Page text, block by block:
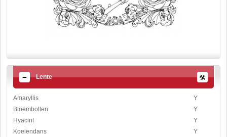
Lente
Amaryllis
Y
Bloembollen
Y
Hyacint
Y
Koeiendans
Y